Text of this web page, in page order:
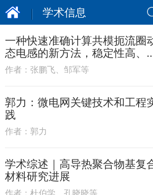
学术信息
一种快速准确计算共模扼流圈
态电感的新方法，稳定性高、
度高
作者： 张鹏飞、邹军等
郭力：微电网关键技术和工程
践
作者： 郭力
学术综述｜高导热聚合物基复
材料研究进展
作者： 杜伯学、孔晓晓等